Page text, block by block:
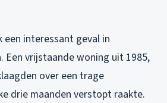
een interessant geval in
Een vrijstaande woning uit 1985,
over een trage
drie maanden verstopt raakte.